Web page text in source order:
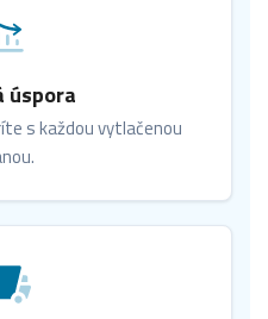
úspora
s každou vytlačenou